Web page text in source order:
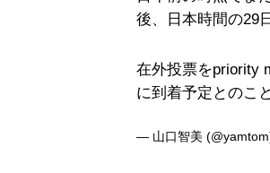
後、日本時間の29
在外投票をpriority
に到着予定とのこ
— 山口智美